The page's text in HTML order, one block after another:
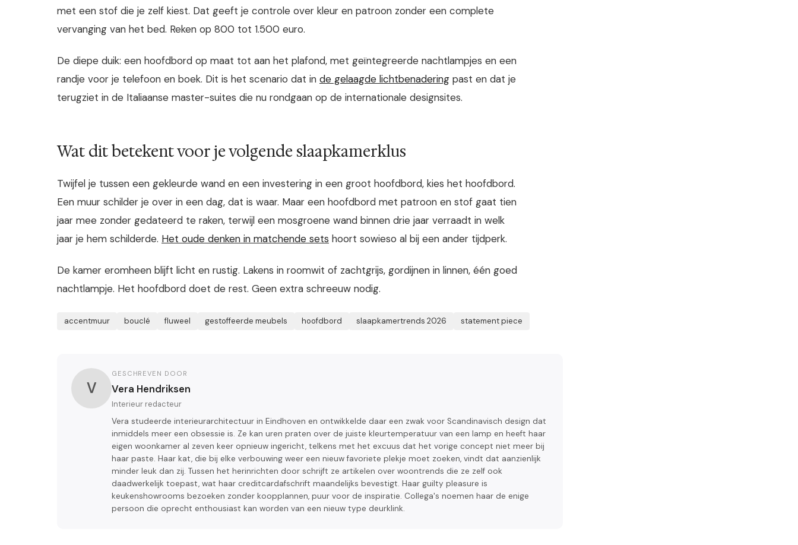
met een stof die je zelf kiest. Dat geeft je controle over kleur en patroon zonder een complete
vervanging van het bed. Reken op 800 tot 1.500 euro.
De diepe duik: een hoofdbord op maat tot aan het plafond, met geïntegreerde nachtlampjes en een
randje voor je telefoon en boek. Dit is het scenario dat in de gelaagde lichtbenadering past en dat je
terugziet in de Italiaanse master-suites die nu rondgaan op de internationale designsites.
Wat dit betekent voor je volgende slaapkamerklus
Twijfel je tussen een gekleurde wand en een investering in een groot hoofdbord, kies het hoofdbord.
Een muur schilder je over in een dag, dat is waar. Maar een hoofdbord met patroon en stof gaat tien
jaar mee zonder gedateerd te raken, terwijl een mosgroene wand binnen drie jaar verraadt in welk
jaar je hem schilderde. Het oude denken in matchende sets hoort sowieso al bij een ander tijdperk.
De kamer eromheen blijft licht en rustig. Lakens in roomwit of zachtgrijs, gordijnen in linnen, één goed
nachtlampje. Het hoofdbord doet de rest. Geen extra schreeuw nodig.
accentmuur bouclé fluweel gestoffeerde meubels hoofdbord slaapkamertrends 2026 statement piece
V
GESCHREVEN DOOR
Vera Hendriksen
Interieur redacteur
Vera studeerde interieurarchitectuur in Eindhoven en ontwikkelde daar een zwak voor Scandinavisch design dat
inmiddels meer een obsessie is. Ze kan uren praten over de juiste kleurtemperatuur van een lamp en heeft haar
eigen woonkamer al zeven keer opnieuw ingericht, telkens met het excuus dat het vorige concept niet meer bij
haar paste. Haar kat, die bij elke verbouwing weer een nieuw favoriete plekje moet zoeken, vindt dat aanzienlijk
minder leuk dan zij. Tussen het herinrichten door schrijft ze artikelen over woontrends die ze zelf ook
daadwerkelijk toepast, wat haar creditcardafschrift maandelijks bevestigt. Haar guilty pleasure is
keukenshowrooms bezoeken zonder koopplannen, puur voor de inspiratie. Collega's noemen haar de enige
persoon die oprecht enthousiast kan worden van een nieuw type deurklink.